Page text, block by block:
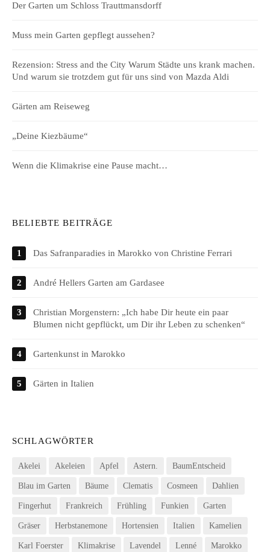
Der Garten um Schloss Trauttmansdorff
Muss mein Garten gepflegt aussehen?
Rezension: Stress and the City Warum Städte uns krank machen.
Und warum sie trotzdem gut für uns sind von Mazda Aldi
Gärten am Reiseweg
„Deine Kiezbäume“
Wenn die Klimakrise eine Pause macht…
BELIEBTE BEITRÄGE
Das Safranparadies in Marokko von Christine Ferrari
André Hellers Garten am Gardasee
Christian Morgenstern: „Ich habe Dir heute ein paar
Blumen nicht gepflückt, um Dir ihr Leben zu schenken“
Gartenkunst in Marokko
Gärten in Italien
SCHLAGWÖRTER
Akelei Akeleien Apfel Astern. BaumEntscheid
Blau im Garten Bäume Clematis Cosmeen Dahlien
Fingerhut Frankreich Frühling Funkien Garten
Gräser Herbstanemone Hortensien Italien Kamelien
Karl Foerster Klimakrise Lavendel Lenné Marokko